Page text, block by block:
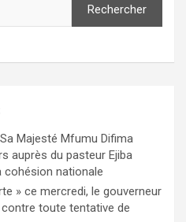
Rechercher
Majesté Mfumu Difima
auprès du pasteur Ejiba
cohésion nationale
» ce mercredi, le gouverneur
toute tentative de